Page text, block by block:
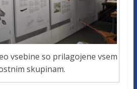
vsebine so prilagojene vsem
skupinam.